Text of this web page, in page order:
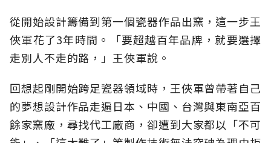
從開始設計籌備到第一個瓷器作品出窯，這一步王
俠軍花了3年時間。「要超越百年品牌，就要選擇
走別人不走的路，」王俠軍說。
回想起剛開始跨足瓷器領域時，王俠軍曾帶著自己
的夢想設計作品走遍日本、中國、台灣與東南亞百
餘家窯廠，尋找代工廠商，卻遭到大家都以「不可